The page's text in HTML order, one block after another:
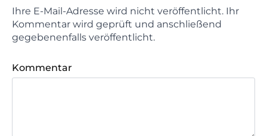
Ihre E-Mail-Adresse wird nicht veröffentlicht. Ihr
Kommentar wird geprüft und anschließend
gegebenenfalls veröffentlicht.
Kommentar